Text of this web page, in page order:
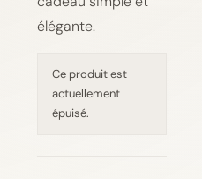
élégante.
Ce produit est
actuellement
épuisé.